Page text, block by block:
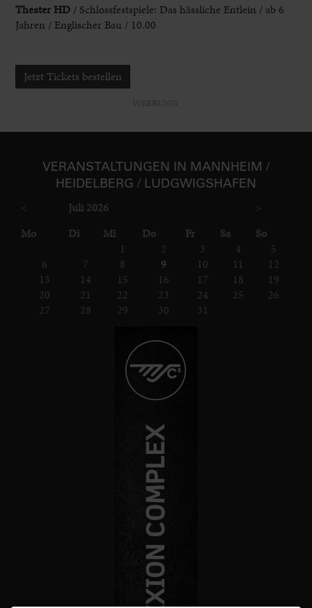
Theater HD / Schlossfestspiele: Das hässliche Entlein / ab 6
Jahren / Englischer Bau / 10.00
Jetzt Tickets bestellen
VER­ANSTAL­TUNGEN IN MANNHEIM /
HEIDELBERG / LUDGWIGS­HAFEN
< Juli 2026
>
Montag DienstagMittwochDonnerstag
Freitag Samstag Sonntag
1
2 3 4
5
6
7 8 9 10 11
12
13
14 15 16 17 18
19
20
21 22 23 24 25
26
27
28 29 30 31